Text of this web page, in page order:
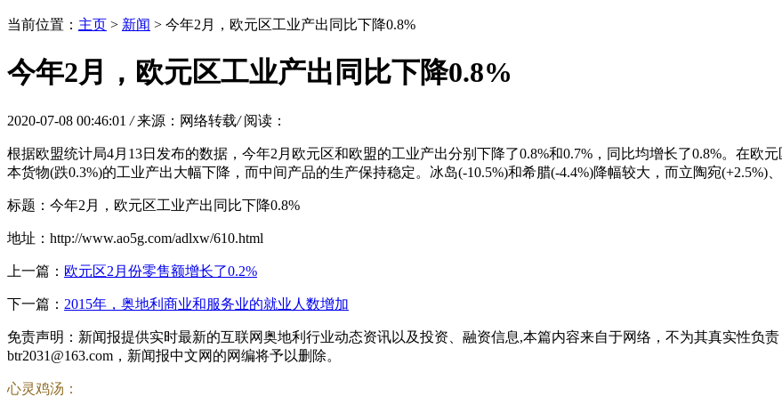
当前位置： 主页 > 新闻 > 今年2月，欧元区工业产出同比下降0.8%
今年2月，欧元区工业产出同比下降0.8%
2020-07-08 00:46:01 / 来源：网络转载/ 阅读：
根据欧盟统计局4月13日发布的数据，今年2月欧元区和欧盟的工业产出分别下降了0.8%和0.7%，同比均增长了0.8%。在欧
本货物(跌0.3%)的工业产出大幅下降，而中间产品的生产保持稳定。冰岛(-10.5%)和希腊(-4.4%)降幅较大，而立陶宛(+2.5%)
标题：今年2月，欧元区工业产出同比下降0.8%
地址：http://www.ao5g.com/adlxw/610.html
上一篇： 欧元区2月份零售额增长了0.2%
下一篇： 2015年，奥地利商业和服务业的就业人数增加
免责声明：新闻报提供实时最新的互联网奥地利行业动态资讯以及投资、融资信息,本篇内容来自于网络，不为其真实性负
btr2031@163.com，新闻报中文网的网编将予以删除。
心灵鸡汤：